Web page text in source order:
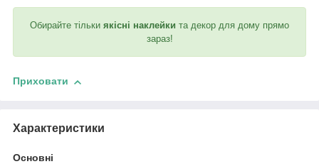
Обирайте тільки якісні наклейки та декор для дому прямо
зараз!
Приховати
Характеристики
Основні